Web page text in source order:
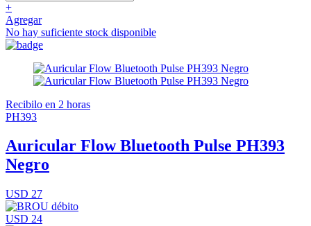
+
Agregar
No hay suficiente stock disponible
Recibilo en 2 horas
PH393
Auricular Flow Bluetooth Pulse PH393
Negro
USD 27
USD 24